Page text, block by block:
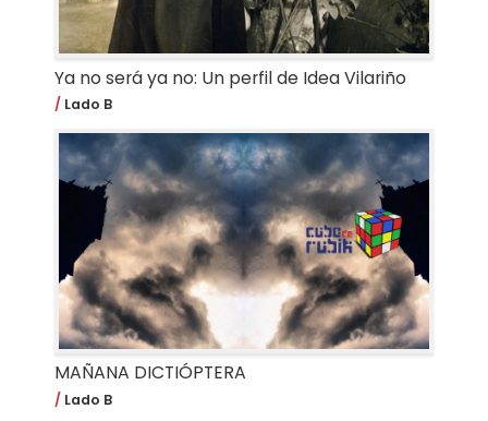
Ya no será ya no: Un perfil de Idea Vilariño
Lado B
MAÑANA DICTIÓPTERA
Lado B